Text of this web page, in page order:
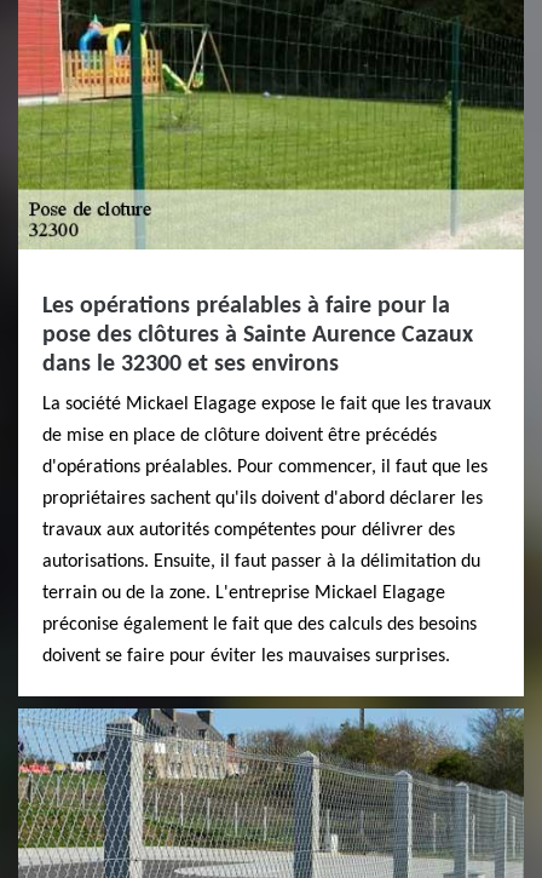
Les opérations préalables à faire pour la
pose des clôtures à Sainte Aurence Cazaux
dans le 32300 et ses environs
La société Mickael Elagage expose le fait que les travaux
de mise en place de clôture doivent être précédés
d'opérations préalables. Pour commencer, il faut que les
propriétaires sachent qu'ils doivent d'abord déclarer les
travaux aux autorités compétentes pour délivrer des
autorisations. Ensuite, il faut passer à la délimitation du
terrain ou de la zone. L'entreprise Mickael Elagage
préconise également le fait que des calculs des besoins
doivent se faire pour éviter les mauvaises surprises.